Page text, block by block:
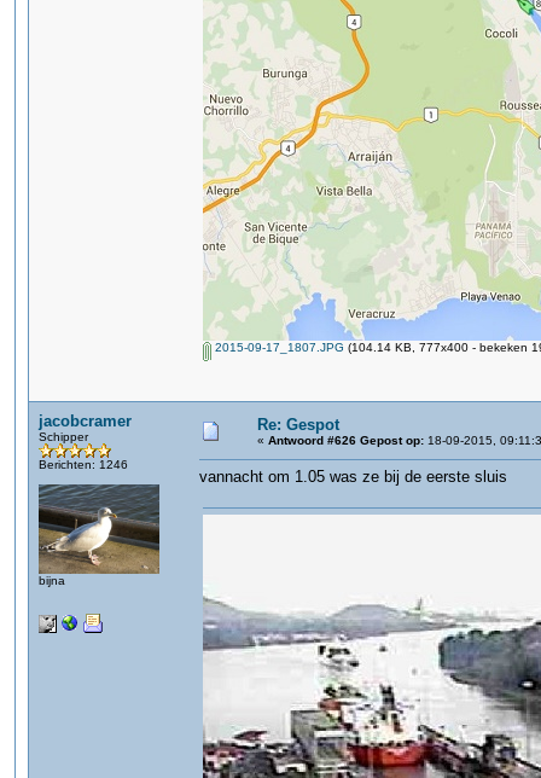
2015-09-17_1807.JPG (104.14 KB, 777x400 - bekeken
jacobcramer
Schipper
Berichten: 1246
bijna
Re: Gespot
« Antwoord #626 Gepost op: 18-09-2015,
vannacht om 1.05 was ze bij de eerste sluis